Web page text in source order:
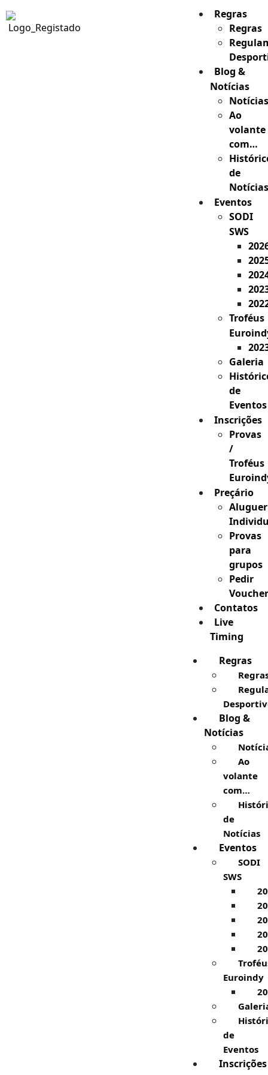
Regras
Regras
Blog &
Notícias
Notícias
Ao
volante
com…
de
Notícias
Eventos
SODI
SWS
Troféus
Galeria
de
Eventos
Inscrições
Provas
/
Troféus
Preçário
Aluguer
Provas
para
grupos
Pedir
Voucher
Contatos
Live
Timing
Regras
Blog &
Notícias
Ao
volante
com…
de
Notícias
Eventos
SODI
SWS
Euroindy
de
Eventos
Inscrições